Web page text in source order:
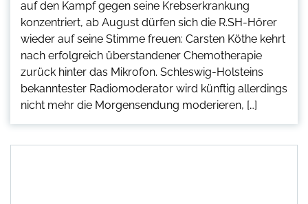
auf den Kampf gegen seine Krebserkrankung
konzentriert, ab August dürfen sich die R.SH-Hörer
wieder auf seine Stimme freuen: Carsten Köthe kehrt
nach erfolgreich überstandener Chemotherapie
zurück hinter das Mikrofon. Schleswig-Holsteins
bekanntester Radiomoderator wird künftig allerdings
nicht mehr die Morgensendung moderieren, […]